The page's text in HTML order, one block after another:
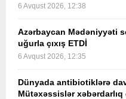
6 Avqust 2026, 12:38
Azərbaycan Mədəniyyəti
uğurla çıxış ETDİ
6 Avqust 2026, 12:35
Dünyada antibiotiklərə
Mütəxəssislər xəbərdarlıq